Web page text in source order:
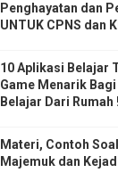
Penghayatan dan
UNTUK CPNS dan
10 Aplikasi Belajar
Game Menarik
Belajar Dari Rumah
Materi, Contoh
Majemuk dan